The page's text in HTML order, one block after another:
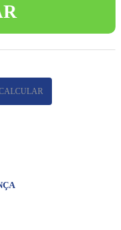
chagas
bento